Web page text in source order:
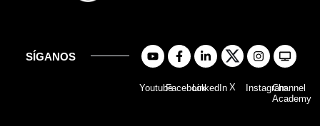
SÍGANOS
YoutubeFacebookLinkedIn X InstagramChannel
Academy